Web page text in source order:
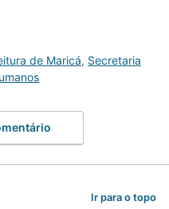
de Maricá, Secretaria
Ir para o topo